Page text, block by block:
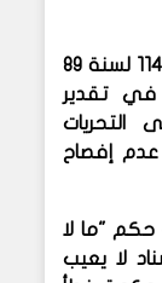
في تقدير
التحريات
عدم إفصاح
حكم "ما لا
لا يعيب